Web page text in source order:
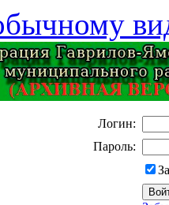
Логин:
Пароль: